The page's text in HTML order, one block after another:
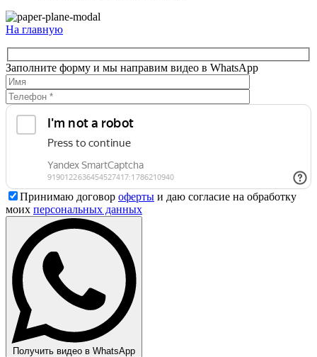
На главную
Заполните форму и мы направим видео в WhatsApp
Принимаю договор оферты и даю согласие на обработку
моих персональных данных
Получить видео в WhatsApp